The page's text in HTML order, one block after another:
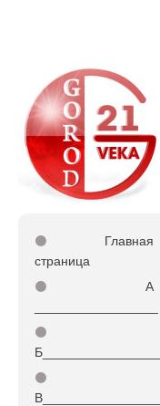
⚫
Главная
страница
⚫
А
⚫
Б_________________
⚫
В_________________